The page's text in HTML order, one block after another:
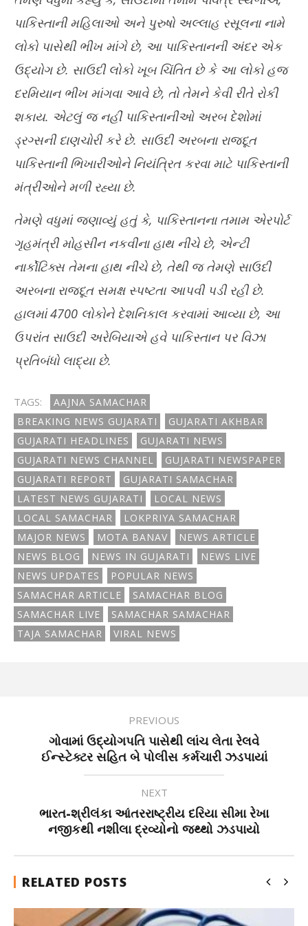
પાકિસ્તાની મહિલાઓ અને પુરુષો અલ્લાહ રસૂલના નામે
લોકો પાસેથી ભીખ માંગે છે, આ પાકિસ્તાનની અંદર એક
ઉદ્યોગ છે. સાઉદી લોકો ખૂબ ચિંતિત છે કે આ લોકો હજ
દરમિયાન ભીખ માંગવા આવે છે, તો તેમને કેવી રીતે રોકી
શકાય. એટલું જ નહીં પાકિસ્તાનીઓ અરબ દેશોમાં
ડ્રગ્સની દાણચોરી કરે છે. સાઉદી અરબના રાજદૂત
પાકિસ્તાની ભિખારીઓને નિયંત્રિત કરવા માટે પાકિસ્તાની
મંત્રીઓને મળી રહ્યા છે.
તેમણે વધુમાં જણાવ્યું હતું કે, પાકિસ્તાનના તમામએરપોર્ટ
ગૃહમંત્રી મોહસીન નકવીના હાથ નીચે છે, એન્ટી
નાર્કોટિક્સ તેમના હાથ નીચે છે, તેથી જ તેમણે સાઉદી
અરબના રાજદૂત સમક્ષ સ્પષ્ટતા આપવી પડી રહી છે.
હાલમાં4700 લોકોને દેશનિકાલ કરવામાં આવ્યા છે, આ
ઉપરાંત સાઉદી અરેબિયાએ હવે પાકિસ્તાન પર વિઝા
પ્રતિબંધો લાદ્યા છે.
TAGS:
AAJNA SAMACHAR
BREAKING NEWS GUJARATI
GUJARATI AKHBAR
GUJARATI HEADLINES
GUJARATI NEWS
GUJARATI NEWS CHANNEL
GUJARATI NEWSPAPER
GUJARATI REPORT
GUJARATI SAMACHAR
LATEST NEWS GUJARATI
LOCAL NEWS
LOCAL SAMACHAR
LOKPRIYA SAMACHAR
MAJOR NEWS
MOTA BANAV
NEWS ARTICLE
NEWS BLOG
NEWS IN GUJARATI
NEWS LIVE
NEWS UPDATES
POPULAR NEWS
SAMACHAR ARTICLE
SAMACHAR BLOG
SAMACHAR LIVE
SAMACHAR SAMACHAR
TAJA SAMACHAR
VIRAL NEWS
PREVIOUS
ગોવામાં ઉદ્યોગપતિ પાસેથી લાંચ લેતા રેલવે
ઈન્સ્ટેક્ટર સહિત બે પોલીસ કર્મચારી ઝડપાયાં
NEXT
ભારત-શ્રીલંકા આંતરરાષ્ટ્રીય દરિયા સીમા રેખા
નજીકથી નશીલા દ્રવ્યોનો જથ્થો ઝડપાયો
RELATED POSTS